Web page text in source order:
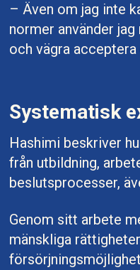
– Även om jag inte
normer använder
och vägra
Systematisk
Hashimi beskriver
från utbildning,
beslutsprocesser,
Genom sitt arbete
mänskliga